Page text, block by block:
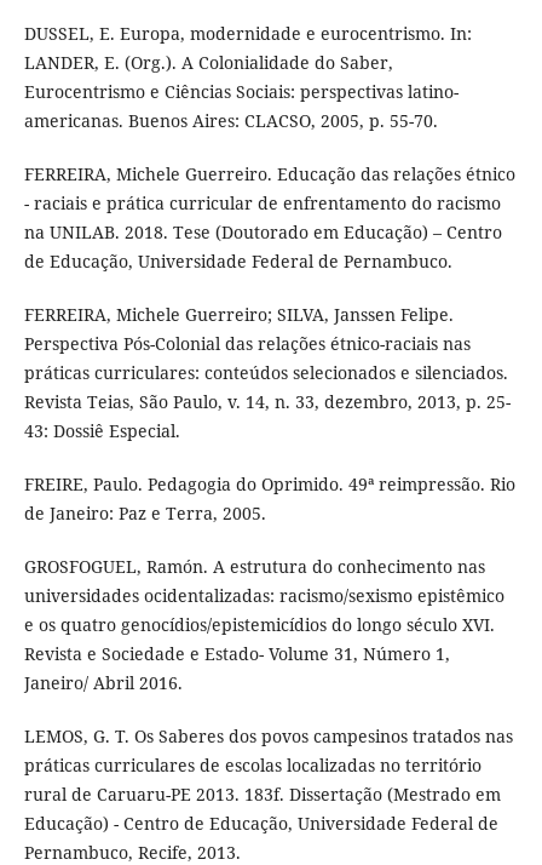
DUSSEL, E. Europa, modernidade e eurocentrismo. In:
LANDER, E. (Org.). A Colonialidade do Saber,
Eurocentrismo e Ciências Sociais: perspectivas latino-
americanas. Buenos Aires: CLACSO, 2005, p. 55-70.
FERREIRA, Michele Guerreiro. Educação das relações étnico
- raciais e prática curricular de enfrentamento do racismo
na UNILAB. 2018. Tese (Doutorado em Educação) – Centro
de Educação, Universidade Federal de Pernambuco.
FERREIRA, Michele Guerreiro; SILVA, Janssen Felipe.
Perspectiva Pós-Colonial das relações étnico-raciais nas
práticas curriculares: conteúdos selecionados e silenciados.
Revista Teias, São Paulo, v. 14, n. 33, dezembro, 2013, p. 25-
43: Dossiê Especial.
FREIRE, Paulo. Pedagogia do Oprimido. 49ª reimpressão. Rio
de Janeiro: Paz e Terra, 2005.
GROSFOGUEL, Ramón. A estrutura do conhecimento nas
universidades ocidentalizadas: racismo/sexismo epistêmico
e os quatro genocídios/epistemicídios do longo século XVI.
Revista e Sociedade e Estado- Volume 31, Número 1,
Janeiro/ Abril 2016.
LEMOS, G. T. Os Saberes dos povos campesinos tratados nas
práticas curriculares de escolas localizadas no território
rural de Caruaru-PE 2013. 183f. Dissertação (Mestrado em
Educação) - Centro de Educação, Universidade Federal de
Pernambuco, Recife, 2013.